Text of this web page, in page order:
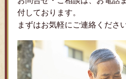
付しております。
まずはお気軽にご連絡ください